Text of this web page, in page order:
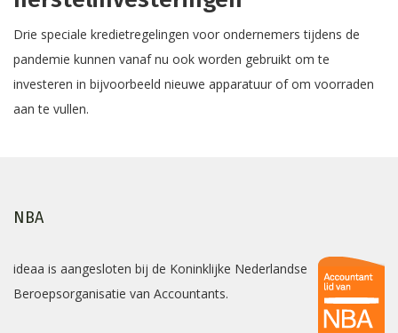
Drie speciale kredietregelingen voor ondernemers tijdens de
pandemie kunnen vanaf nu ook worden gebruikt om te
investeren in bijvoorbeeld nieuwe apparatuur of om voorraden
aan te vullen.
NBA
ideaa is aangesloten bij de Koninklijke Nederlandse
Beroepsorganisatie van Accountants.